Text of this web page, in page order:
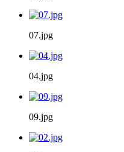
07.jpg
04.jpg
09.jpg